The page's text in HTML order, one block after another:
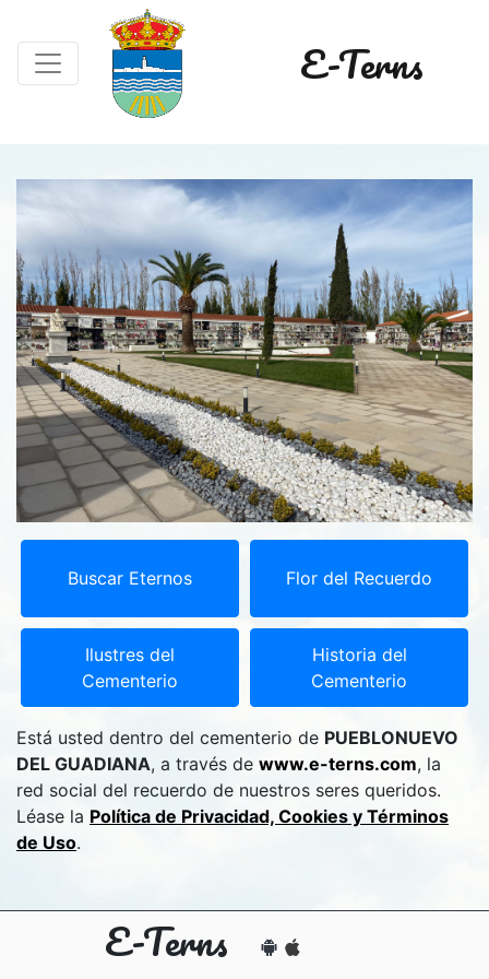
E-Terns
Buscar Eternos Flor del Recuerdo
Ilustres del
Cementerio
Historia del
Cementerio
Está usted dentro del cementerio de PUEBLONUEVO
DEL GUADIANA, a través de www.e-terns.com, la
red social del recuerdo de nuestros seres queridos.
Léase la Política de Privacidad, Cookies y Términos
de Uso.
E-Terns